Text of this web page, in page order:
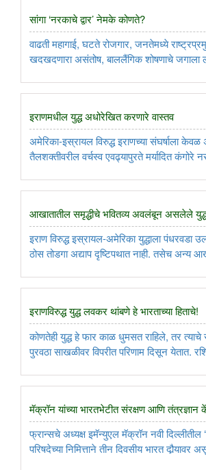
सांगा ‌‘नरकाचे द्वार‌’ नेमके कोणते?
वाढती महागाई, घटते रोजगार, जनतेमध्ये
खदखदणारा असंतोष, बाललैंगिक शोषणाचे
इराणमधील युद्ध अधोरेखित करणारे वास्तव
अमेरिका-इस्रायल विरुद्ध इराणच्या संघर्षाला केवळ
तैलशक्तीवरील वर्चस्व एवढ्यापुरते मर्यादित कंगोरे
आखातातील समृद्धीचे भवितव्य अवलंबून असलेले
इराण विरुद्ध इस्रायल-अमेरिका युद्धाला पंधरवडा
ठोस तोडगा अद्याप दृष्टिपथात नाही. तसेच अन्य
इराणविरुद्ध युद्ध लवकर थांबणे हे भारताच्या हिताचे!
कोणतेही युद्ध हे फार काळ धुमसत राहिले, तर
पुरवठा साखळीवर विपरीत परिणाम दिसून येतात.
मॅक्रॉन यांच्या भारतभेटीत संरक्षण आणि तंत्रज्ञान
फ्रान्सचे अध्यक्ष इमॅन्युएल मॅक्रॉन नवी दिल्लीतील
परिषदेच्या निमित्ताने तीन दिवसीय भारत दौर्‍यावर